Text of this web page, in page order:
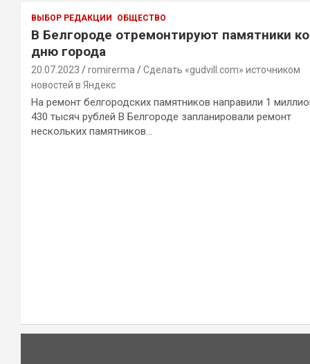
ВЫБОР РЕДАКЦИИ ОБЩЕСТВО
В Белгороде отремонтируют памятники ко
дню города
20.07.2023 romirerma
Сделать «gudvill.com» источником
новостей в Яндекс
На ремонт белгородских памятников направили 1
430 тысяч рублей В Белгороде запланировали ремонт
нескольких памятников…